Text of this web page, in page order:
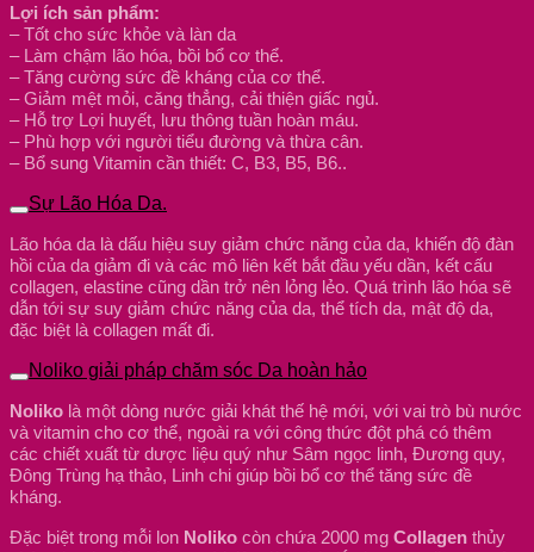
Lợi ích sản phẩm:
– Tốt cho sức khỏe và làn da
– Làm chậm lão hóa, bồi bổ cơ thể.
– Tăng cường sức đề kháng của cơ thể.
– Giảm mệt mỏi, căng thẳng, cải thiện giấc ngủ.
– Hỗ trợ Lợi huyết, lưu thông tuần hoàn máu.
– Phù hợp với người tiểu đường và thừa cân.
– Bổ sung Vitamin cần thiết: C, B3, B5, B6..
Sự Lão Hóa Da.
Lão hóa da là dấu hiệu suy giảm chức năng của da, khiến độ đàn
hồi của da giảm đi và các mô liên kết bắt đầu yếu dần, kết cấu
collagen, elastine cũng dần trở nên lỏng lẻo. Quá trình lão hóa sẽ
dẫn tới sự suy giảm chức năng của da, thể tích da, mật độ da,
đặc biệt là collagen mất đi.
Noliko giải pháp chăm sóc Da hoàn hảo
Noliko là một dòng nước giải khát thế hệ mới, với vai trò bù nước
và vitamin cho cơ thể, ngoài ra với công thức đột phá có thêm
các chiết xuất từ dược liệu quý như Sâm ngọc linh, Đương quy,
Đông Trùng hạ thảo, Linh chi giúp bồi bổ cơ thể tăng sức đề
kháng.
Đặc biệt trong mỗi lon Noliko còn chứa 2000 mg Collagen thủy